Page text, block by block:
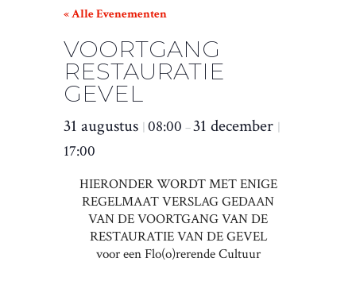
« Alle Evenementen
VOORTGANG
RESTAURATIE
GEVEL
31 augustus 08:00 –31 december
17:00
HIERONDER WORDT MET ENIGE
REGELMAAT VERSLAG GEDAAN
VAN DE VOORTGANG VAN DE
RESTAURATIE VAN DE GEVEL
voor een Flo(o)rerende Cultuur